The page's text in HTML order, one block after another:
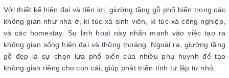
Với thiết kế hiện đại và tiện lợi, giường tầng gỗ phổ biến trong các
không gian như nhà ở, kí túc xá sinh viên, kí túc xá công nghiệp,
và các homestay. Sự linh hoạt này nhấn mạnh vào việc tạo ra
không gian sống hiện đại và thông thoáng. Ngoài ra, giường tầng
gỗ đẹp là sự chọn lựa phổ biến của nhiều phụ huynh để tạo
không gian riêng cho con cái, giúp phát triển tính tự lập từ nhỏ.